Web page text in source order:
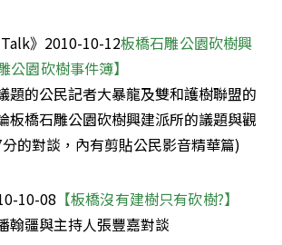
》2010-10-12板橋石雕公園砍樹興
公園砍樹事件簿】
題的公民記者大暴龍及雙和護樹聯盟的
板橋石雕公園砍樹興建派所的議題與觀
的對談，內有剪貼公民影音精華篇)
10-08 【板橋沒有建樹只有砍樹?】
翰疆與主持人張豐嘉對談